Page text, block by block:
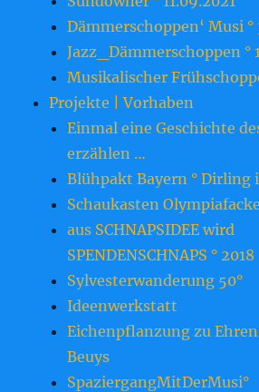
Dämmerschoppen‘ Musi °
Jazz_Dämmerschoppen °
Musikalischer
Projekte | Vorhaben
Einmal eine Geschichte
erzählen …
Blühpakt Bayern ° Dirling
Schaukasten
aus SCHNAPSIDEE wird
SPENDENSCHNAPS ° 2018
Sylvesterwanderung 50°
Ideenwerkstatt
Eichenpflanzung zu Ehren
Beuys
SpaziergangMitDerMusi°